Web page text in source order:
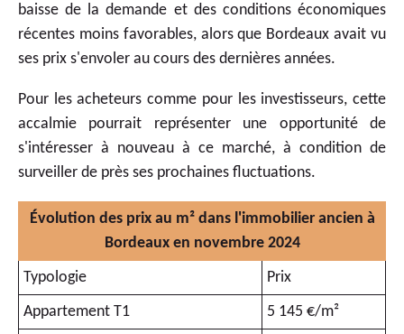
baisse de la demande et des conditions économiques
récentes moins favorables, alors que Bordeaux avait vu
ses prix s'envoler au cours des dernières années.
Pour les acheteurs comme pour les investisseurs, cette
accalmie pourrait représenter une opportunité de
s'intéresser à nouveau à ce marché, à condition de
surveiller de près ses prochaines fluctuations.
Évolution des prix au m² dans l'immobilier ancien à
Bordeaux en novembre 2024
Typologie
Prix
Appartement T1
5 145 €/m²